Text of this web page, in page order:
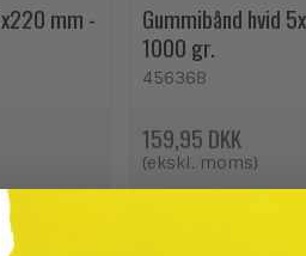
mm -
Gummibånd hvid
1000 gr.
456368
159,95 DKK
(ekskl. moms)